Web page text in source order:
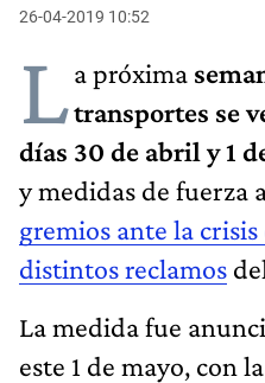
26-04-2019 10:52
La próxima
transportes se
días 30 de abril y 1
y medidas de fuerza
gremios ante la
distintos reclamos
La medida fue
este 1 de mayo, con